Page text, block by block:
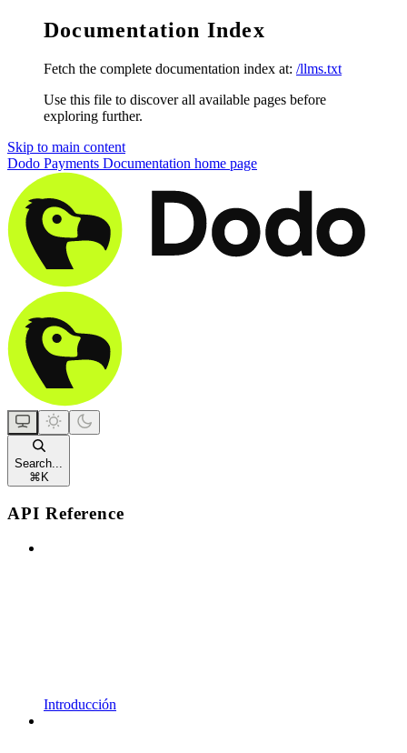
Documentation Index
Fetch the complete documentation index at: /llms.txt
Use this file to discover all available pages before
exploring further.
Skip to main content
Dodo Payments Documentation home page
Search...
⌘ K
API Reference
Introducción